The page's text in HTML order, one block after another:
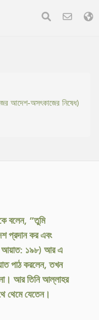
আদেশ-অসৎকাজের নিষেধ)
বলেন, “তুমি
প্রদান কর এবং
আয়াত: ১৯৮) আর এ
পাঠ করলেন, তখন
আর তিনি আল্লাহর
থেমে যেতেন।